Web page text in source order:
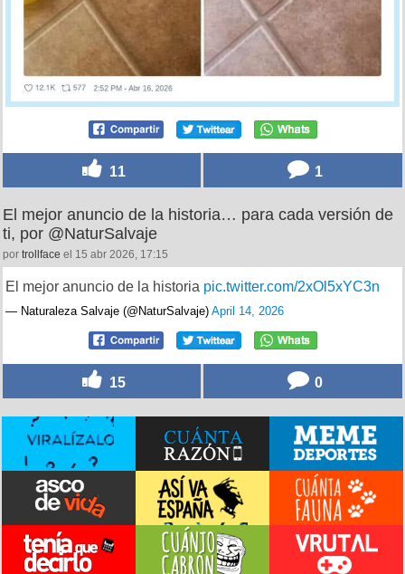
11 1
El mejor anuncio de la historia… para cada versión de
ti, por @NaturSalvaje
por trollface el 15 abr 2026, 17:15
El mejor anuncio de la historia pic.twitter.com/2xOl5xYC3n
— Naturaleza Salvaje (@NaturSalvaje) April 14, 2026
15 0